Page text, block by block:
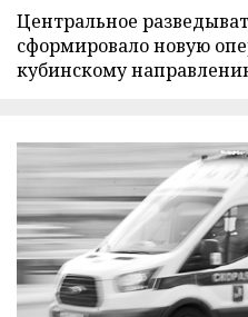
Центральное
сформировало новую
кубинскому